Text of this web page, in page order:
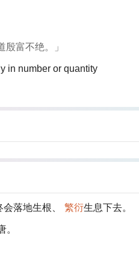
殷富不绝。」
in number or quantity
落地生根、 繁衍生息下去。
。